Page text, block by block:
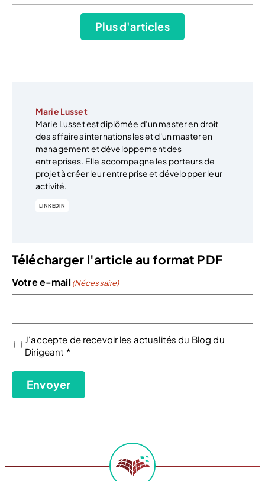
Plus d'articles
Marie Lusset
Marie Lusset est diplômée d’un master en droit
des affaires internationales et d'un master en
management et développement des
entreprises. Elle accompagne les porteurs de
projet à créer leur entreprise et développer leur
activité.
LINKEDIN
Télécharger l'article au format PDF
Votre e-mail (Nécessaire)
(Nécessaire)
J'accepte de recevoir les actualités du Blog du
Dirigeant *
Envoyer